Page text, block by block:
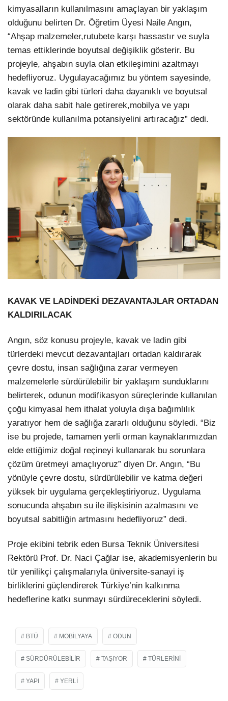
kimyasalların kullanılmasını amaçlayan bir yaklaşım
olduğunu belirten Dr. Öğretim Üyesi Naile Angın,
“Ahşap malzemeler,rutubete karşı hassastır ve suyla
temas ettiklerinde boyutsal değişiklik gösterir. Bu
projeyle, ahşabın suyla olan etkileşimini azaltmayı
hedefliyoruz. Uygulayacağımız bu yöntem sayesinde,
kavak ve ladin gibi türleri daha dayanıklı ve boyutsal
olarak daha sabit hale getirerek,mobilya ve yapı
sektöründe kullanılma potansiyelini artıracağız” dedi.
KAVAK VE LADİNDEKİ DEZAVANTAJLAR ORTADAN
KALDIRILACAK
Angın, söz konusu projeyle, kavak ve ladin gibi
türlerdeki mevcut dezavantajları ortadan kaldırarak
çevre dostu, insan sağlığına zarar vermeyen
malzemelerle sürdürülebilir bir yaklaşım sunduklarını
belirterek, odunun modifikasyon süreçlerinde kullanılan
çoğu kimyasal hem ithalat yoluyla dışa bağımlılık
yaratıyor hem de sağlığa zararlı olduğunu söyledi. “Biz
ise bu projede, tamamen yerli orman kaynaklarımızdan
elde ettiğimiz doğal reçineyi kullanarak bu sorunlara
çözüm üretmeyi amaçlıyoruz” diyen Dr. Angın, “Bu
yönüyle çevre dostu, sürdürülebilir ve katma değeri
yüksek bir uygulama gerçekleştiriyoruz. Uygulama
sonucunda ahşabın su ile ilişkisinin azalmasını ve
boyutsal sabitliğin artmasını hedefliyoruz” dedi.
Proje ekibini tebrik eden Bursa Teknik Üniversitesi
Rektörü Prof. Dr. Naci Çağlar ise, akademisyenlerin bu
tür yenilikçi çalışmalarıyla üniversite-sanayi iş
birliklerini güçlendirerek Türkiye’nin kalkınma
hedeflerine katkı sunmayı sürdüreceklerini söyledi.
BTÜ MOBILYAYA ODUN
SÜRDÜRÜLEBILIR TAŞIYOR TÜRLERINI
YAPI YERLI